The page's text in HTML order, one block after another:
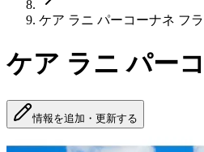
ケア ラニ パーコーナネ フ
ケア ラニ パー
情報を追加・更新する